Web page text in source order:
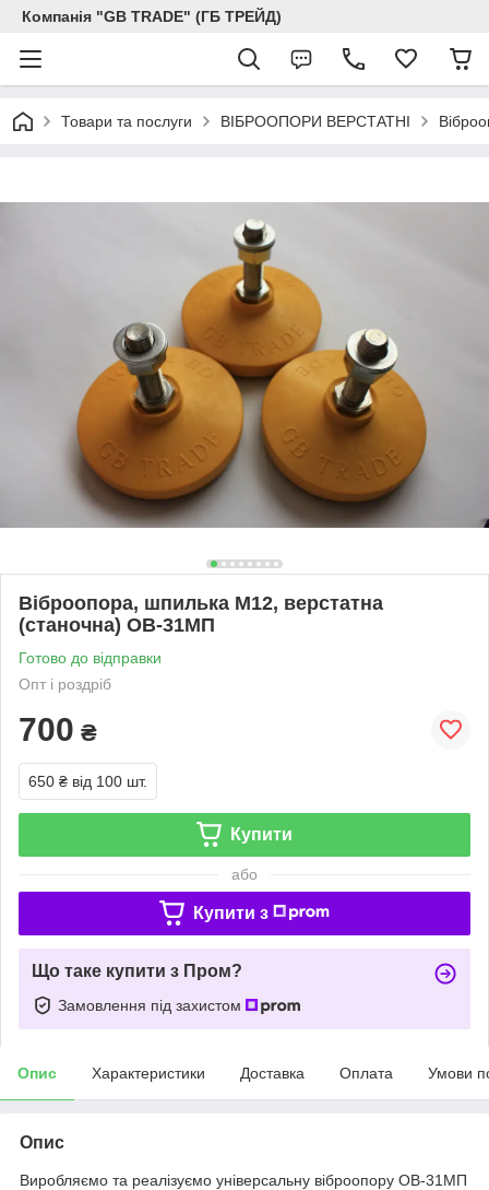
Компанія "GB TRADE" (ГБ ТРЕЙД)
Товари та послуги ВІБРООПОРИ ВЕРСТАТНІ
Віброопора, шпилька М12, верстатна
(станочна) ОВ-31МП
Готово до відправки
Опт і роздріб
700 ₴
650 ₴ від 100 шт.
Купити
або
Купити з
Що таке купити з Пром?
Замовлення під захистом
Опис Характеристики Доставка Оплата Умови
Опис
Виробляємо та реалізуємо універсальну віброопору ОВ-31МП